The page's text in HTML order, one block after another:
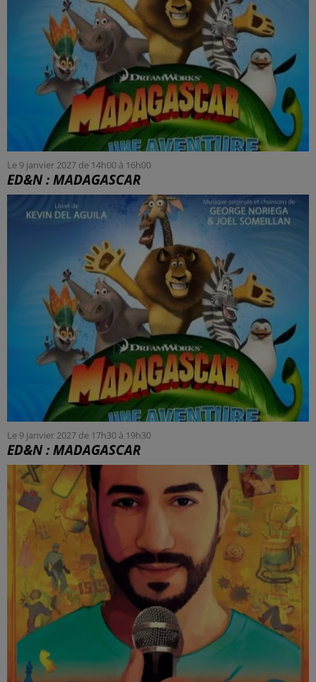
Le 9 janvier 2027 de 14h00 à 16h00
ED&N : MADAGASCAR
Le 9 janvier 2027 de 17h30 à 19h30
ED&N : MADAGASCAR